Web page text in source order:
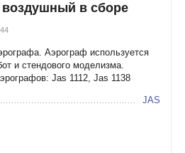
воздушный в сборе
Аэрограф используется
и стендового моделизма.
Jas 1112, Jas 1138
JAS